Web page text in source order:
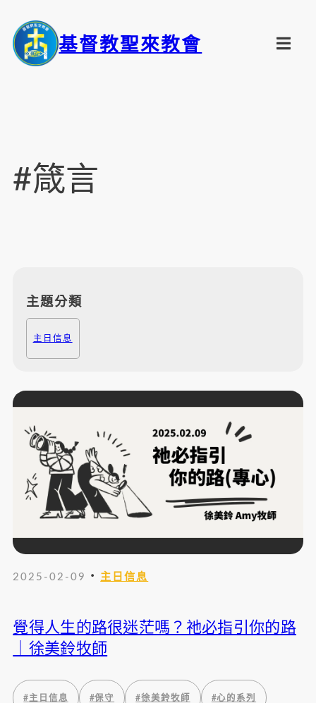
基督教聖來教會
#箴言
主題分類
主日信息
2025-02-09 ・ 主日信息
覺得人生的路很迷茫嗎？祂必指引你的路
｜徐美鈴牧師
#主日信息 #保守 #徐美鈴牧師 #心的系列